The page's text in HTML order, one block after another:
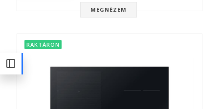
MEGNÉZEM
RAKTÁRON